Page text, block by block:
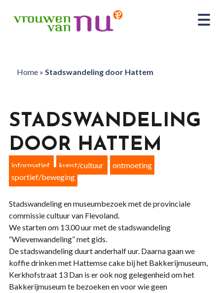
Home» Stadswandeling door Hattem
STADSWANDELING
DOOR HATTEM
informatief kunst/cultuur
ontmoeting
sportief/beweging
Stadswandeling en museumbezoek met de provinciale
commissie cultuur van Flevoland.
We starten om 13.00 uur met de stadswandeling
“Wievenwandeling” met gids.
De stadswandeling duurt anderhalf uur. Daarna gaan we
koffie drinken met Hattemse cake bij het Bakkerijmuseum,
Kerkhofstraat 13 Dan is er ook nog gelegenheid om het
Bakkerijmuseum te bezoeken en voor wie geen